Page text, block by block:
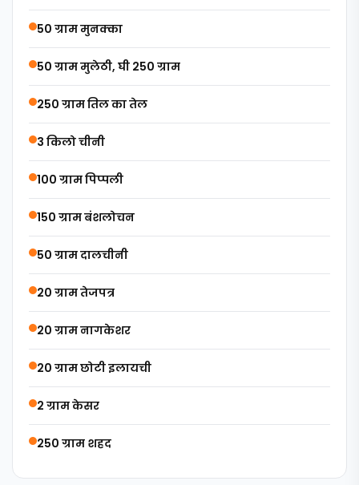
50 ग्राम मुनक्का
50 ग्राम मुलेठी, घी 250 ग्राम
250 ग्राम तिल का तेल
3 किलो चीनी
100 ग्राम पिप्पली
150 ग्राम बंशलोचन
50 ग्राम दालचीनी
20 ग्राम तेजपत्र
20 ग्राम नागकेशर
20 ग्राम छोटी इलायची
2 ग्राम केसर
250 ग्राम शहद